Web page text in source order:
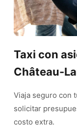
Taxi con
Château-
Viaja seguro con
solicitar
costo extra.